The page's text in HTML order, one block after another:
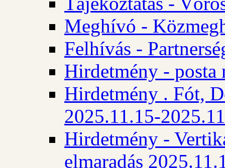
Meghívó -
Felhívás -
Hirdetmény - posta
Hirdetmény . Fót,
2025.11.15-
Hirdetmény -
elmaradás